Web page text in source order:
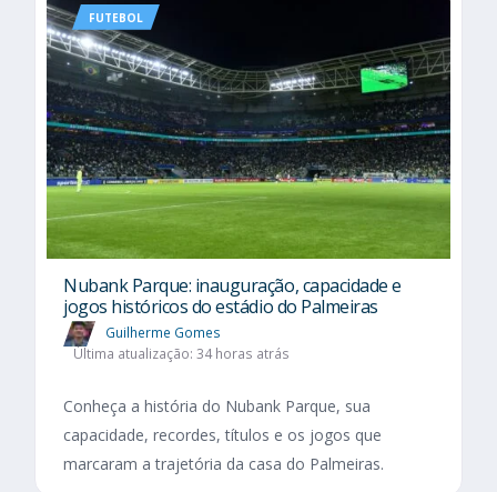
FUTEBOL
Nubank Parque: inauguração, capacidade e
jogos históricos do estádio do Palmeiras
Guilherme Gomes
Última atualização: 34 horas atrás
Conheça a história do Nubank Parque, sua
capacidade, recordes, títulos e os jogos que
marcaram a trajetória da casa do Palmeiras.